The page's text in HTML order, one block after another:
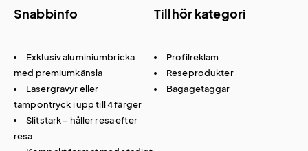
Snabbinfo
Exklusiv aluminiumbricka
med premiumkänsla
Lasergravyr eller
tampontryck i upp till 4 färger
Slitstark – håller resa efter
resa
Tillhör kategori
Profilreklam
Reseprodukter
Bagagetaggar